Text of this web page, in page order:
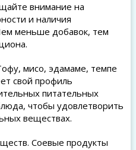
внимание на
и наличия
меньше добавок, тем
мисо, эдамаме, темпе
свой профиль
питательных
чтобы удовлетворить
веществах.
Соевые продукты